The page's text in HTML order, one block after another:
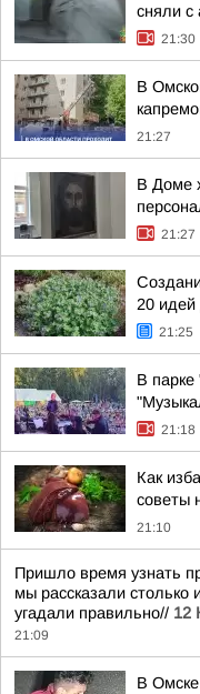
сняли с
21:30
В
21:27
В Доме
21:27
20
21:25
В
21:18
Как
советы
21:10
Пришло время узнать
мы рассказали
угадали правильно// 12
21:09
В Омске